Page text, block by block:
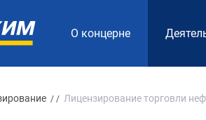
О концерне
/ / Лицензирование торговли